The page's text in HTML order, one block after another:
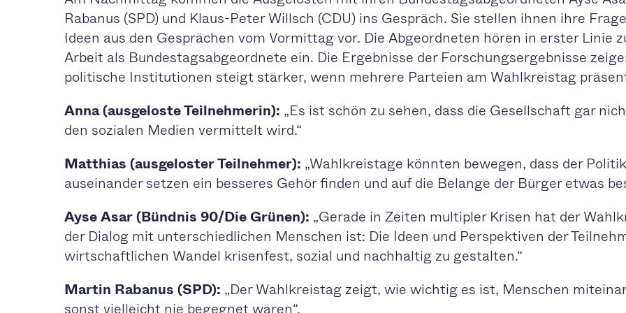
Rabanus (SPD) und Klaus-Peter Willsch (CDU) ins Gespräch. Sie stellen ihnen ihre
Ideen aus den Gesprächen vom Vormittag vor. Die Abgeordneten hören in erster Linie
Arbeit als Bundestagsabgeordnete ein. Die Ergebnisse der Forschungsergebnisse
politische Institutionen steigt stärker, wenn mehrere Parteien am Wahlkreistag
Anna (ausgeloste Teilnehmerin): „Es ist schön zu sehen, dass die Gesellschaft gar
den sozialen Medien vermittelt wird.“
Matthias (ausgeloster Teilnehmer): „Wahlkreistage könnten bewegen, dass der
auseinander setzen ein besseres Gehör finden und auf die Belange der Bürger etwas
Ayse Asar (Bündnis 90/Die Grünen): „Gerade in Zeiten multipler Krisen hat der
der Dialog mit unterschiedlichen Menschen ist: Die Ideen und Perspektiven der
wirtschaftlichen Wandel krisenfest, sozial und nachhaltig zu gestalten.“
Martin Rabanus (SPD): „Der Wahlkreistag zeigt, wie wichtig es ist, Menschen
sonst vielleicht nie begegnet wären“.